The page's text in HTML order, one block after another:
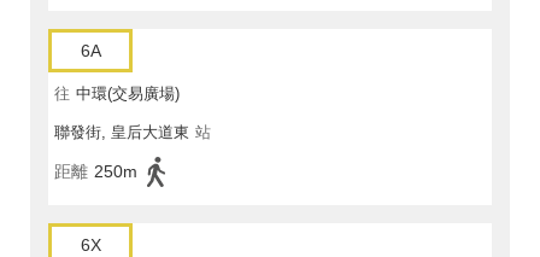
6A
往 中環(交易廣場)
聯發街, 皇后大道東 站
距離 250m
6X